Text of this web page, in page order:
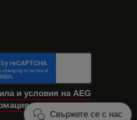
Свържете се с нас
и условия на AEG
за достъпност